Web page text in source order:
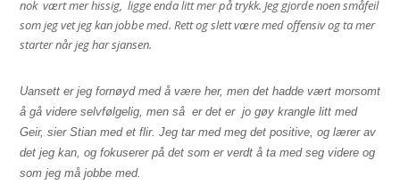
nok vært mer hissig, ligge enda litt mer på trykk. Jeg gjorde noen småfeil
som jeg vet jeg kan jobbe med. Rett og slett være med offensiv og ta mer
starter når jeg har sjansen.
Uansett er jeg fornøyd med å være her, men det hadde vært morsomt
å gå videre selvfølgelig, men så er det er jo gøy krangle litt med
Geir, sier Stian med et flir. Jeg tar med meg det positive, og lærer av
det jeg kan, og fokuserer på det som er verdt å ta med seg videre og
som jeg må jobbe med.